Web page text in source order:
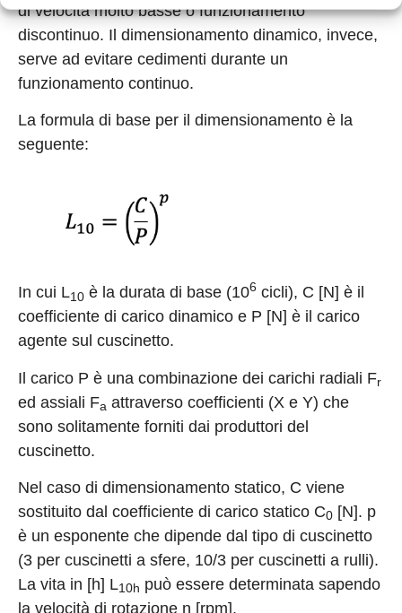
di velocità molto basse o funzionamento
discontinuo. Il dimensionamento dinamico, invece,
serve ad evitare cedimenti durante un
funzionamento continuo.
La formula di base per il dimensionamento è la
seguente:
In cui L10 è la durata di base (106 cicli), C [N] è il
coefficiente di carico dinamico e P [N] è il carico
agente sul cuscinetto.
Il carico P è una combinazione dei carichi radiali Fr
ed assiali Fa attraverso coefficienti (X e Y) che
sono solitamente forniti dai produttori del
cuscinetto.
Nel caso di dimensionamento statico, C viene
sostituito dal coefficiente di carico statico C0 [N]. p
è un esponente che dipende dal tipo di cuscinetto
(3 per cuscinetti a sfere, 10/3 per cuscinetti a rulli).
La vita in [h] L10h può essere determinata sapendo
la velocità di rotazione n [rpm].